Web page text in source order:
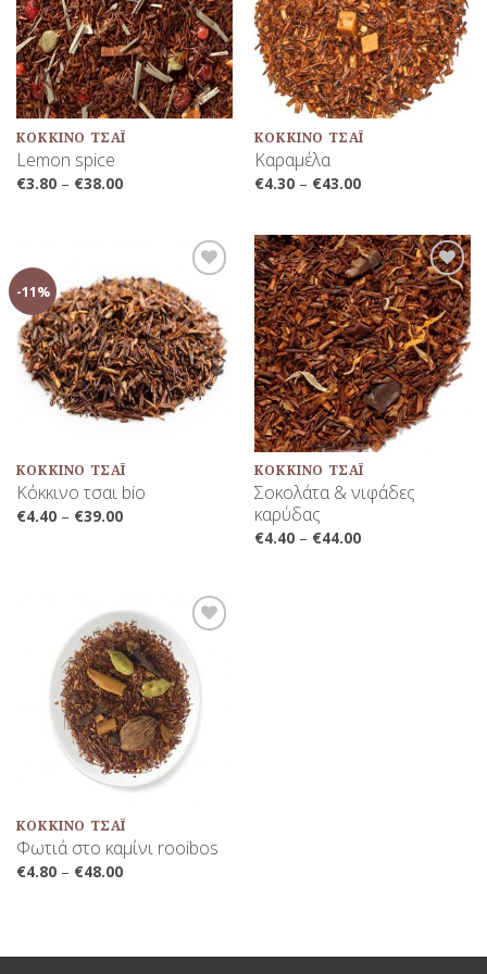
ΚΌΚΚΙΝΟ ΤΣΆΙ
Lemon spice
€3.80– €38.00
ΚΌΚΚΙΝΟ ΤΣΆΙ
Καραμέλα
€4.30– €43.00
-11%
Προσθήκη
στη Λίστα
Αγαπημένων
ΚΌΚΚΙΝΟ ΤΣΆΙ
Κόκκινο τσαι bio
€4.40– €39.00
Προσθήκη
στη Λίστα
Αγαπημένων
ΚΌΚΚΙΝΟ ΤΣΆΙ
Σοκολάτα & νιφάδες
καρύδας
€4.40– €44.00
Προσθήκη
στη Λίστα
Αγαπημένων
ΚΌΚΚΙΝΟ ΤΣΆΙ
Φωτιά στο καμίνι rooibos
€4.80– €48.00